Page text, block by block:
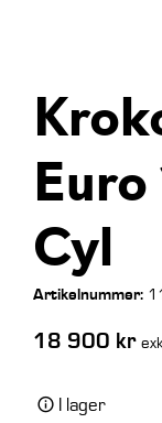
Cyl
Artikelnummer:
18 900 kr
I lager